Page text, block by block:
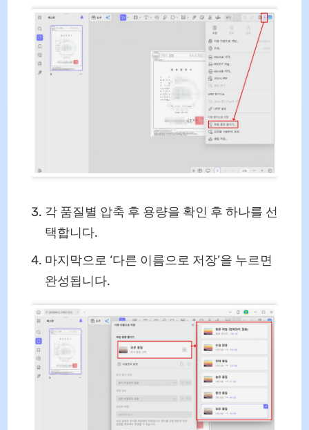
각 품질별 압축 후 용량을 확인 후 하나를 선
택합니다.
마지막으로 ‘다른 이름으로 저장’을 누르면
완성됩니다.